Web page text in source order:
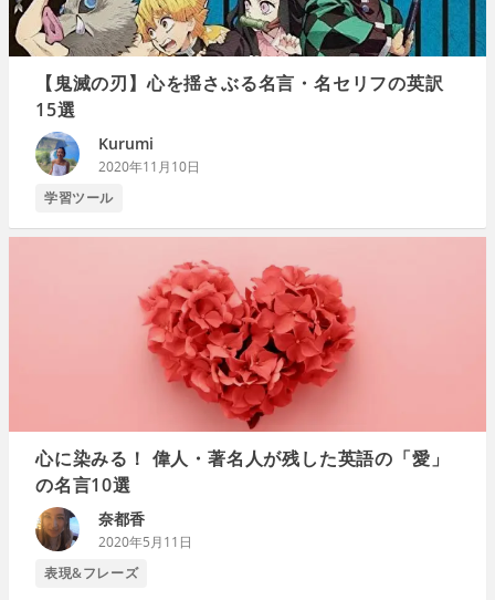
【鬼滅の刃】心を揺さぶる名言・名セリフの英訳
15選
Kurumi
2020年11月10日
学習ツール
心に染みる！ 偉人・著名人が残した英語の「愛」
の名言10選
奈都香
2020年5月11日
表現&フレーズ